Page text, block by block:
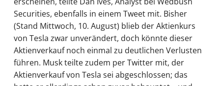
Securities, ebenfalls in einem Tweet mit. Bisher
(Stand Mittwoch, 10. August) blieb der Aktienkurs
von Tesla zwar unverändert, doch könnte dieser
Aktienverkauf noch einmal zu deutlichen Verlusten
führen. Musk teilte zudem per Twitter mit, der
Aktienverkauf von Tesla sei abgeschlossen; das